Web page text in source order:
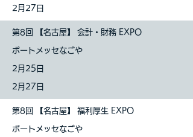
2月27日
第8回 【名古屋】 会計・財務 EXPO
ポートメッセなごや
2月25日
2月27日
第8回 【名古屋】 福利厚生 EXPO
ポートメッセなごや